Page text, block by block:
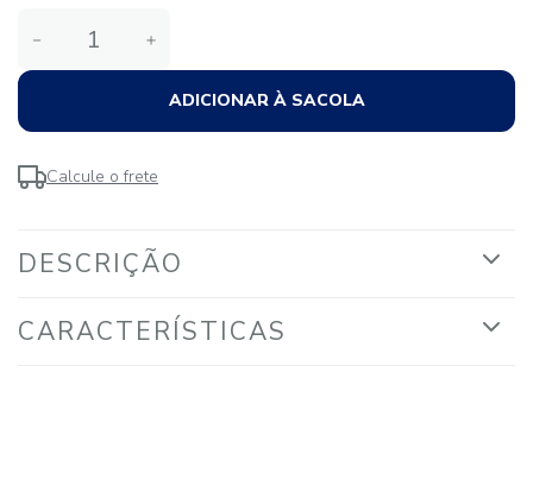
＋
－
ADICIONAR À SACOLA
Calcule o frete
DESCRIÇÃO
CARACTERÍSTICAS